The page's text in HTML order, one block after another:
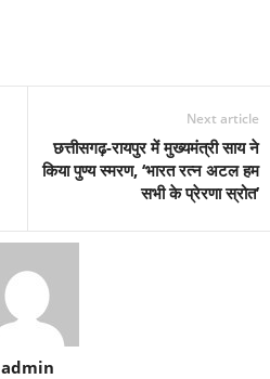
Next article
छत्तीसगढ़-रायपुर में मुख्यमंत्री साय ने
किया पुण्य स्मरण, ‘भारत रत्न अटल हम
सभी के प्रेरणा स्रोत’
admin